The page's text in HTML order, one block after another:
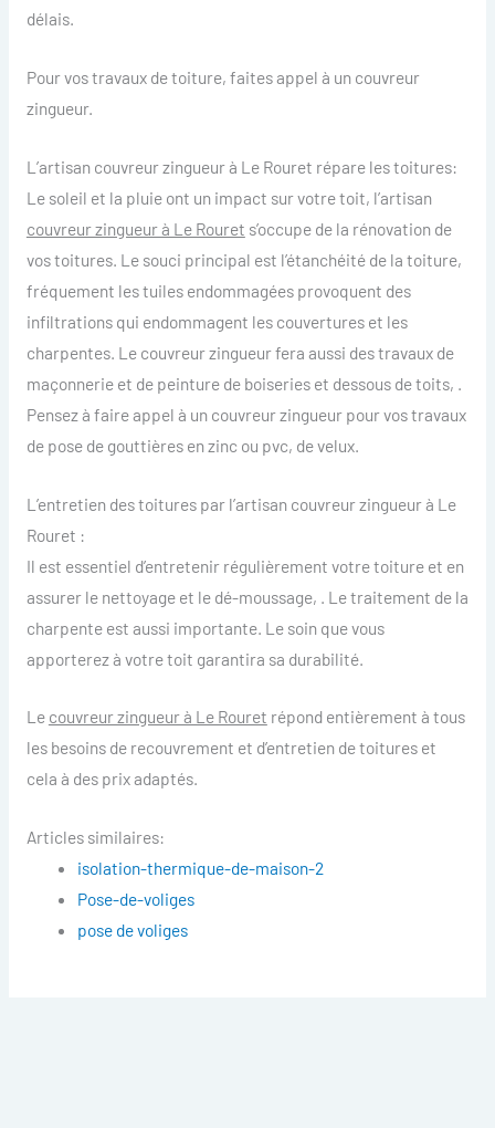
délais.
Pour vos travaux de toiture, faites appel à un couvreur
zingueur.
L’artisan couvreur zingueur à Le Rouret répare les toitures:
Le soleil et la pluie ont un impact sur votre toit, l’artisan
couvreur zingueur à Le Rouret s’occupe de la rénovation de
vos toitures. Le souci principal est l’étanchéité de la toiture,
fréquement les tuiles endommagées provoquent des
infiltrations qui endommagent les couvertures et les
charpentes. Le couvreur zingueur fera aussi des travaux de
maçonnerie et de peinture de boiseries et dessous de toits, .
Pensez à faire appel à un couvreur zingueur pour vos travaux
de pose de gouttières en zinc ou pvc, de velux.
L’entretien des toitures par l’artisan couvreur zingueur à Le
Rouret :
Il est essentiel d’entretenir régulièrement votre toiture et en
assurer le nettoyage et le dé-moussage, . Le traitement de la
charpente est aussi importante. Le soin que vous
apporterez à votre toit garantira sa durabilité.
Le couvreur zingueur à Le Rouret répond entièrement à tous
les besoins de recouvrement et d’entretien de toitures et
cela à des prix adaptés.
Articles similaires:
isolation-thermique-de-maison-2
Pose-de-voliges
pose de voliges